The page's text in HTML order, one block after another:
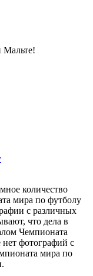
Мальте!
количество
мира по футболу
с различных
что дела в
Чемпионата
фотографий с
мира по